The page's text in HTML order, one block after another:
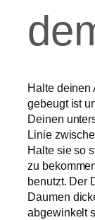
Halte deinen
gebeugt ist
Deinen
Linie
Halte sie so
zu
benutzt. Der
Daumen
abgewinkelt